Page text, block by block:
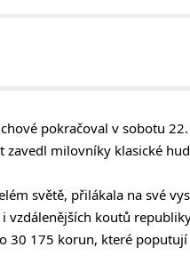
pokračoval v sobotu
milovníky klasické
světě, přilákala na své
koutů
175 korun, které poputují